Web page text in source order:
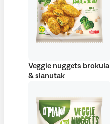
Veggie nuggets brokula
& slanutak